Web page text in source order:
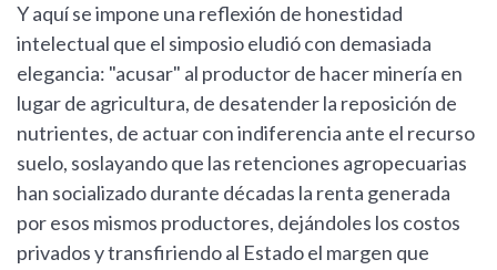
Y aquí se impone una reflexión de honestidad
intelectual que el simposio eludió con demasiada
elegancia: "acusar" al productor de hacer minería en
lugar de agricultura, de desatender la reposición de
nutrientes, de actuar con indiferencia ante el recurso
suelo, soslayando que las retenciones agropecuarias
han socializado durante décadas la renta generada
por esos mismos productores, dejándoles los costos
privados y transfiriendo al Estado el margen que